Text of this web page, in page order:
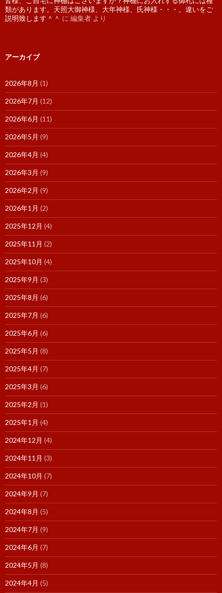
類があります。天照大御神様、大年神様、氏神様・・・。違いをご
説明致します＾＾ に 編集者 より
アーカイブ
2026年8月 (1)
2026年7月 (12)
2026年6月 (11)
2026年5月 (9)
2026年4月 (4)
2026年3月 (9)
2026年2月 (9)
2026年1月 (2)
2025年12月 (4)
2025年11月 (2)
2025年10月 (4)
2025年9月 (3)
2025年8月 (6)
2025年7月 (6)
2025年6月 (6)
2025年5月 (8)
2025年4月 (7)
2025年3月 (6)
2025年2月 (1)
2025年1月 (4)
2024年12月 (4)
2024年11月 (3)
2024年10月 (7)
2024年9月 (7)
2024年8月 (5)
2024年7月 (9)
2024年6月 (7)
2024年5月 (8)
2024年4月 (5)